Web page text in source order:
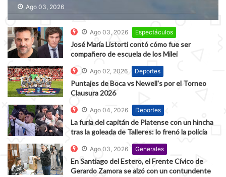
Ago 03, 2026
Ago 03, 2026 Espectáculos
José María Listorti contó cómo fue ser
compañero de escuela de los Milei
Ago 02, 2026 Deportes
Puntajes de Boca vs Newell's por el Torneo
Clausura 2026
Ago 04, 2026 Deportes
La furia del capitán de Platense con un hincha
tras la goleada de Talleres: lo frenó la policía
Ago 03, 2026 Generales
En Santiago del Estero, el Frente Cívico de
Gerardo Zamora se alzó con un contundente